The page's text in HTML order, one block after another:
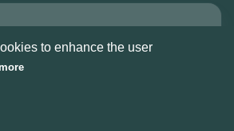
to enhance the user